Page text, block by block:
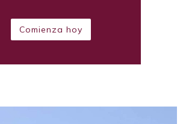
Comienza hoy